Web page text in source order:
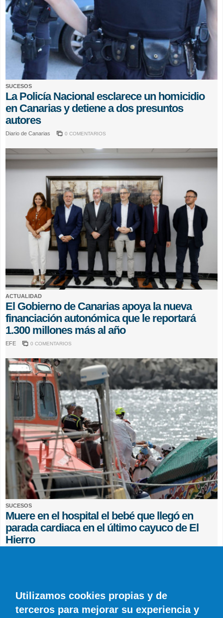
SUCESOS
La Policía Nacional esclarece un homicidio
en Canarias y detiene a dos presuntos
autores
Diario de Canarias 0 COMENTARIOS
ACTUALIDAD
El Gobierno de Canarias apoya la nueva
financiación autonómica que le reportará
1.300 millones más al año
EFE 0 COMENTARIOS
SUCESOS
Muere en el hospital el bebé que llegó en
parada cardiaca en el último cayuco de El
Hierro
Utilizamos cookies propias y de
terceros para mejorar su experiencia y